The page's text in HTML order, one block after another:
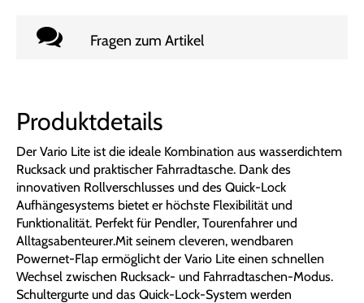
Fragen zum Artikel
Produktdetails
Der Vario Lite ist die ideale Kombination aus wasserdichtem
Rucksack und praktischer Fahrradtasche. Dank des
innovativen Rollverschlusses und des Quick-Lock
Aufhängesystems bietet er höchste Flexibilität und
Funktionalität. Perfekt für Pendler, Tourenfahrer und
Alltagsabenteurer.Mit seinem cleveren, wendbaren
Powernet-Flap ermöglicht der Vario Lite einen schnellen
Wechsel zwischen Rucksack- und Fahrradtaschen-Modus.
Schultergurte und das Quick-Lock-System werden